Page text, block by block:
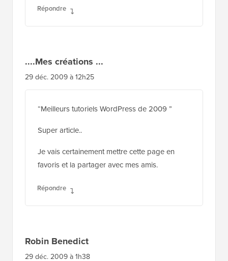
Répondre
....Mes créations ...
29 déc. 2009 à 12h25
“Meilleurs tutoriels WordPress de 2009 ”
Super article..
Je vais certainement mettre cette page en
favoris et la partager avec mes amis.
Répondre
Robin Benedict
29 déc. 2009 à 1h38